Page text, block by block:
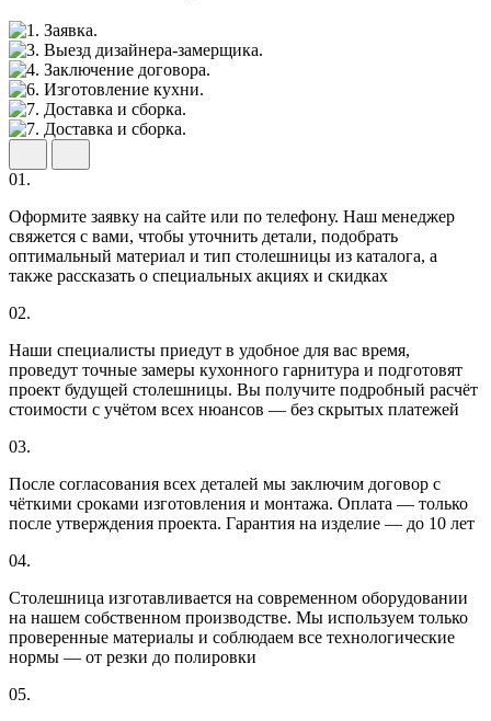
01.
Оформите заявку на сайте или по телефону. Наш менеджер
свяжется с вами, чтобы уточнить детали, подобрать
оптимальный материал и тип столешницы из каталога, а
также рассказать о специальных акциях и скидках
02.
Наши специалисты приедут в удобное для вас время,
проведут точные замеры кухонного гарнитура и подготовят
проект будущей столешницы. Вы получите подробный расчёт
стоимости с учётом всех нюансов — без скрытых платежей
03.
После согласования всех деталей мы заключим договор с
чёткими сроками изготовления и монтажа. Оплата — только
после утверждения проекта. Гарантия на изделие — до 10 лет
04.
Столешница изготавливается на современном оборудовании
на нашем собственном производстве. Мы используем только
проверенные материалы и соблюдаем все технологические
нормы — от резки до полировки
05.